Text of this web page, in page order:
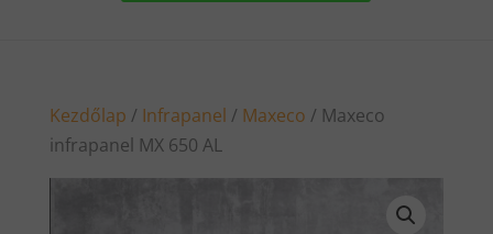
Kezdőlap / Infrapanel / Maxeco / Maxeco
infrapanel MX 650 AL